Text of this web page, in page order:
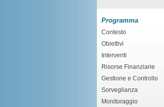
Programma
Contesto
Obiettivi
Interventi
Risorse Finanziarie
Gestione e Controllo
Sorveglianza
Monitoraggio